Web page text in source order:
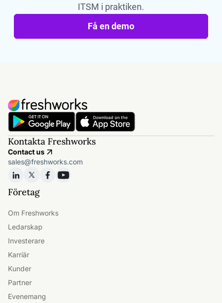
ITSM i praktiken.
Få en demo
Kontakta Freshworks
Contact us
sales@freshworks.com
Företag
Om Freshworks
Ledarskap
Investerare
Karriär
Kunder
Partner
Evenemang